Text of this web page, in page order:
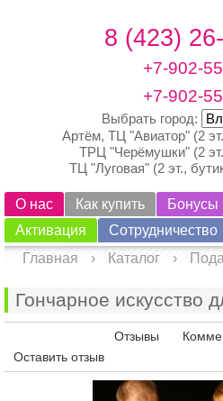
8 (423)
+7-902-
+7-902-
Выбрать город:
Артём, ТЦ "Авиатор" (2
ТРЦ "Черёмушки" (2
ТЦ "Луговая" (2 эт.,
О нас Как купить Бонусы
Активация
Сотрудничество
Главная
› Каталог ›
Гончарное искусство
Отзывы
Оставить отзыв